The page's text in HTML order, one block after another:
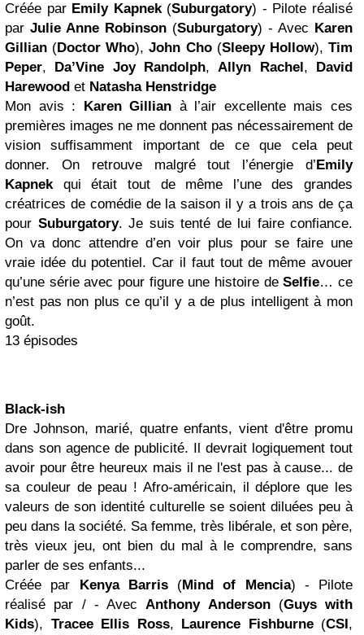
Créée par Emily Kapnek(Suburgatory) - Pilote réalisé
par Julie Anne Robinson (Suburgatory) - Avec Karen
Gillian (Doctor Who),John Cho(Sleepy Hollow),Tim
Peper, Da’Vine Joy Randolph,Allyn Rachel, David
Harewood et Natasha Henstridge
Mon avis : Karen Gillian à l’air excellente mais ces
premières images ne me donnent pas nécessairement de
vision suffisamment important de ce que cela peut
donner. On retrouve malgré tout l’énergie d’Emily
Kapnekqui était tout de même l’une des grandes
créatrices de comédie de la saison il y a trois ans de ça
pour Suburgatory. Je suis tenté de lui faire confiance.
On va donc attendre d’en voir plus pour se faire une
vraie idée du potentiel. Car il faut tout de même avouer
qu’une série avec pour figure une histoire deSelfie… ce
n’est pas non plus ce qu’il y a de plus intelligent à mon
goût.
13 épisodes
Black-ish
Dre Johnson, marié, quatre enfants, vient d'être promu
dans son agence de publicité. Il devrait logiquement tout
avoir pour être heureux mais il ne l'est pas à cause... de
sa couleur de peau ! Afro-américain, il déplore que les
valeurs de son identité culturelle se soient diluées peu à
peu dans la société. Sa femme, très libérale, et son père,
très vieux jeu, ont bien du mal à le comprendre, sans
parler de ses enfants...
Créée par Kenya Barris(Mind of Mencia) - Pilote
réalisé par / - AvecAnthony Anderson(Guys with
Kids), Tracee Ellis Ross, Laurence Fishburne(CSI,